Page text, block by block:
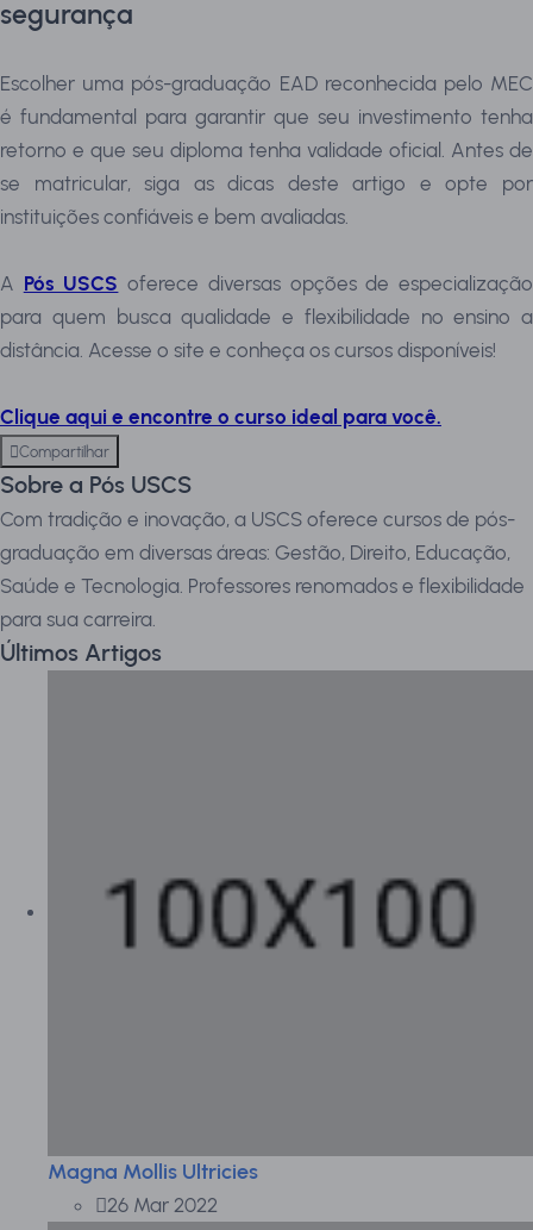
segurança
Escolher uma pós-graduação EAD reconhecida pelo MEC
é fundamental para garantir que seu investimento tenha
retorno e que seu diploma tenha validade oficial. Antes de
se matricular, siga as dicas deste artigo e opte por
instituições confiáveis e bem avaliadas.
A Pós USCS oferece diversas opções de especialização
para quem busca qualidade e flexibilidade no ensino a
distância. Acesse o site e conheça os cursos disponíveis!
Clique aqui e encontre o curso ideal para você.
Compartilhar
Sobre a Pós USCS
Com tradição e inovação, a USCS oferece cursos de pós-
graduação em diversas áreas: Gestão, Direito, Educação,
Saúde e Tecnologia. Professores renomados e flexibilidade
para sua carreira.
Últimos Artigos
Magna Mollis Ultricies
26 Mar 2022